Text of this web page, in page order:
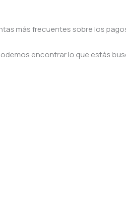
más frecuentes sobre los
encontrar lo que estás